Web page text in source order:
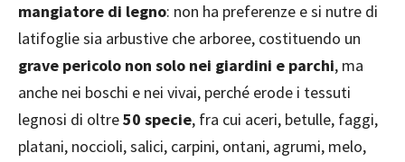
mangiatore di legno: non ha preferenze e si nutre di
latifoglie sia arbustive che arboree, costituendo un
grave pericolo non solo nei giardini e parchi, ma
anche nei boschi e nei vivai, perché erode i tessuti
legnosi di oltre50 specie, fra cui aceri, betulle, faggi,
platani, noccioli, salici, carpini, ontani, agrumi, melo,